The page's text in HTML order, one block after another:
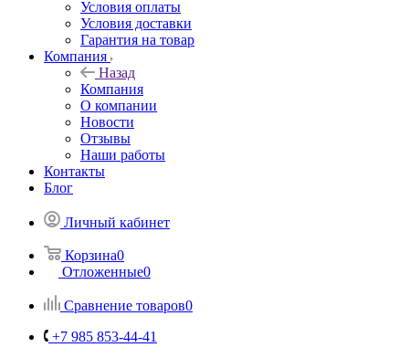
Условия оплаты
Условия доставки
Гарантия на товар
Компания
Назад
Компания
О компании
Новости
Отзывы
Наши работы
Контакты
Блог
Личный кабинет
Корзина0
Отложенные0
Сравнение товаров0
+7 985 853-44-41